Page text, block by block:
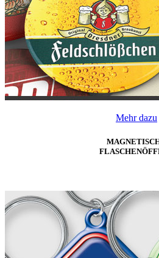
Mehr dazu